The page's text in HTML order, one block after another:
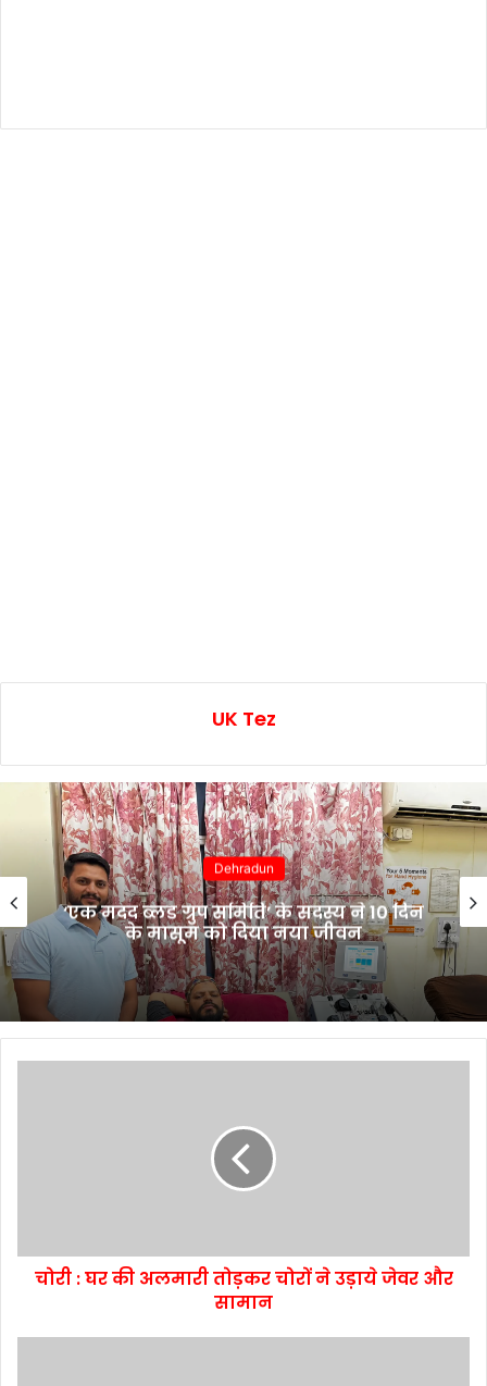
UK Tez
Dehradun
‘एक मदद ब्लड ग्रुप समिति’ के सदस्य ने 10 दिन
के मासूम को दिया नया जीवन
चोरी : घर की अलमारी तोड़कर चोरों ने उड़ाये जेवर और
सामान